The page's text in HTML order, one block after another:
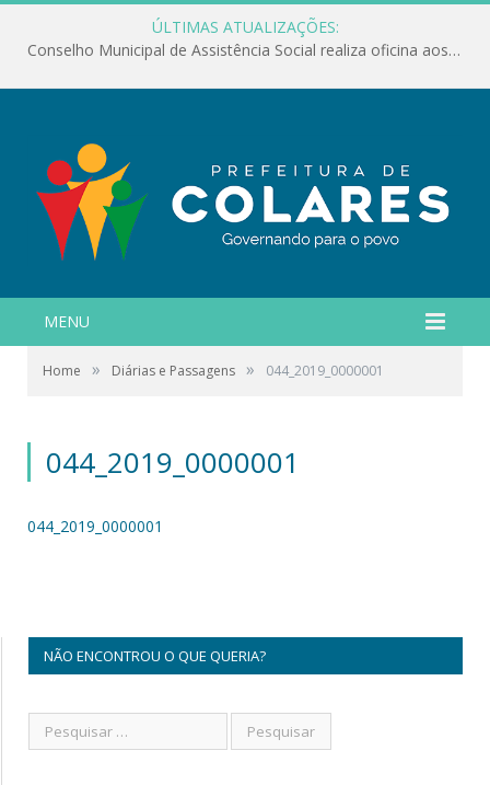
ÚLTIMAS ATUALIZAÇÕES:
Conselho Municipal de Assistência Social realiza oficina aos servidores
MENU
Home » Diárias e Passagens » 044_2019_0000001
044_2019_0000001
044_2019_0000001
NÃO ENCONTROU O QUE QUERIA?